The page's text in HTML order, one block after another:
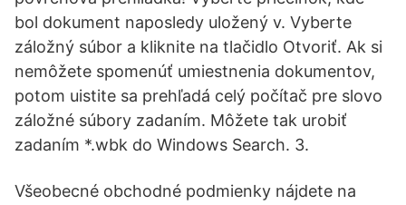
bol dokument naposledy uložený v. Vyberte
záložný súbor a kliknite na tlačidlo Otvoriť. Ak si
nemôžete spomenúť umiestnenia dokumentov,
potom uistite sa prehľadá celý počítač pre slovo
záložné súbory zadaním. Môžete tak urobiť
zadaním *.wbk do Windows Search. 3.
Všeobecné obchodné podmienky nájdete na